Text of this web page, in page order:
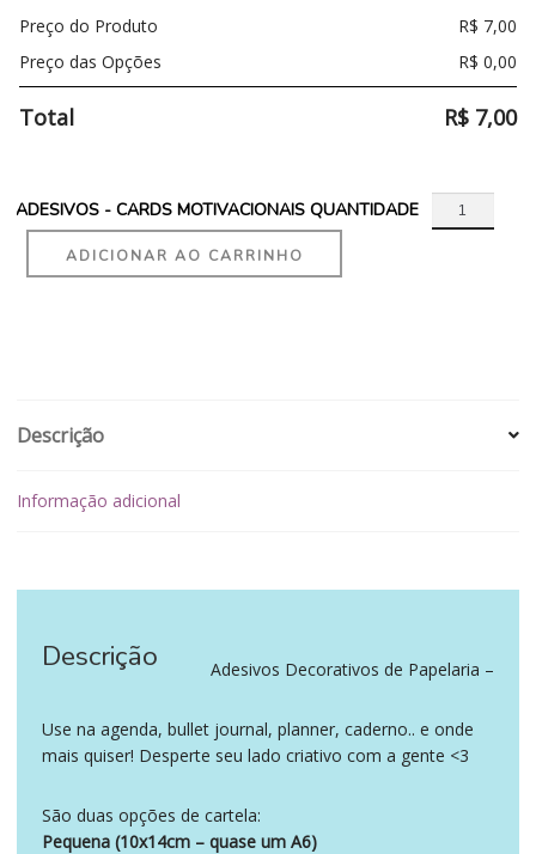
Preço do Produto R$ 7,00
Preço das Opções
R$ 0,00
Total R$ 7,00
ADESIVOS - CARDS MOTIVACIONAIS QUANTIDADE
ADICIONAR AO CARRINHO
Descrição
Informação adicional
Descrição Adesivos Decorativos de Papelaria –
Use na agenda, bullet journal, planner, caderno.. e onde
mais quiser! Desperte seu lado criativo com a gente <3
São duas opções de cartela:
Pequena (10x14cm – quase um A6)